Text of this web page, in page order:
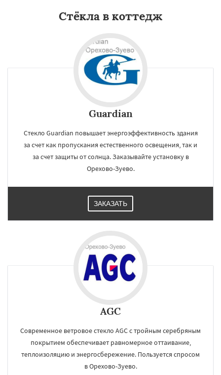
Стёкла в коттедж
Guardian
Стекло Guardian повышает энергоэффективность здания
за счет как пропускания естественного освещения, так и
за счет защиты от солнца. Заказывайте установку в
Орехово-Зуево.
ЗАКАЗАТЬ
AGC
Современное ветровое стекло AGC с тройным серебряным
покрытием обеспечивает равномерное оттаивание,
теплоизоляцию и энергосбережение. Пользуется спросом
в Орехово-Зуево.